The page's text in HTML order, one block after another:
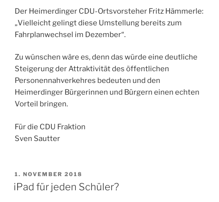
Der Heimerdinger CDU-Ortsvorsteher Fritz Hämmerle:
„Vielleicht gelingt diese Umstellung bereits zum
Fahrplanwechsel im Dezember“.
Zu wünschen wäre es, denn das würde eine deutliche
Steigerung der Attraktivität des öffentlichen
Personennahverkehres bedeuten und den
Heimerdinger Bürgerinnen und Bürgern einen echten
Vorteil bringen.
Für die CDU Fraktion
Sven Sautter
VERÖFFENTLICHT
AM
1. NOVEMBER 2018
iPad für jeden Schüler?